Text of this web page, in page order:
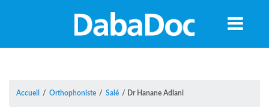
Accueil / Orthophoniste / Salé / Dr Hanane Adlani